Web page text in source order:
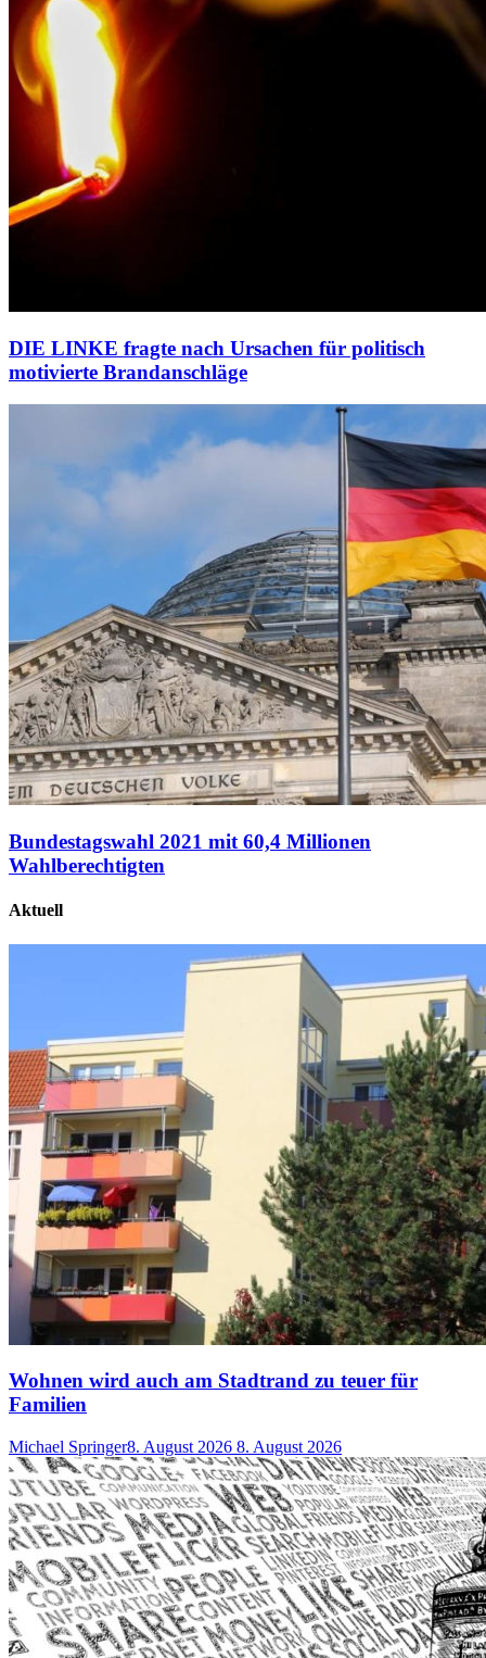
DIE LINKE fragte nach Ursachen für politisch
motivierte Brandanschläge
Bundestagswahl 2021 mit 60,4 Millionen
Wahlberechtigten
Aktuell
Wohnen wird auch am Stadtrand zu teuer für
Familien
Michael Springer8. August 2026 8. August 2026